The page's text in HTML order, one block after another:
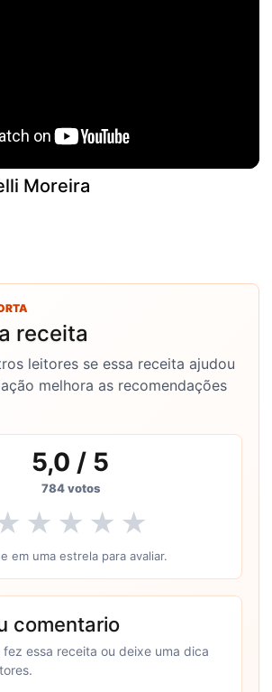
Moreira
receita
leitores se essa receita ajudou
melhora as recomendações
5,0 / 5
784votos
★ ★ ★ ★
em uma estrela para avaliar.
comentario
fez essa receita ou deixe uma dica